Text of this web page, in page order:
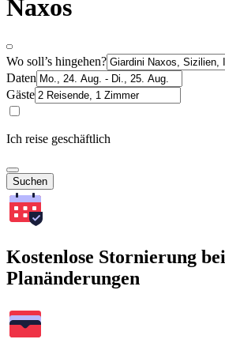
Naxos
Wo soll’s hingehen?
Daten
Gäste
Ich reise geschäftlich
Suchen
Kostenlose Stornierung bei
Planänderungen